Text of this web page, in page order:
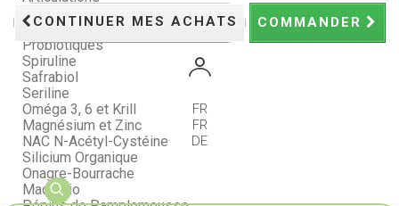
CONTINUER MES ACHATS COMMANDER
FR
FR
DE
Compléments - Longline
Nos Packs : économisez !
Probiotiques
Spiruline
Safrabiol
Seriline
Oméga 3, 6 et Krill
Magnésium et Zinc
NAC N-Acétyl-Cystéine
Silicium Organique
Onagre-Bourrache
Maca Bio